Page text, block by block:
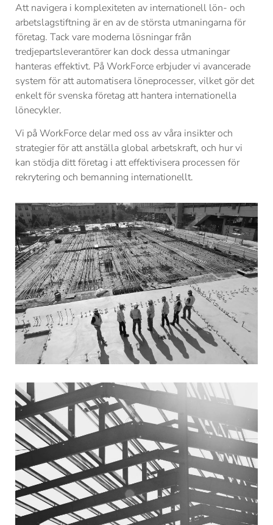
Att navigera i komplexiteten av internationell lön- och
arbetslagstiftning är en av de största utmaningarna för
företag. Tack vare moderna lösningar från
tredjepartsleverantörer kan dock dessa utmaningar
hanteras effektivt. På WorkForce erbjuder vi avancerade
system för att automatisera löneprocesser, vilket gör det
enkelt för svenska företag att hantera internationella
lönecykler.
Vi på WorkForce delar med oss av våra insikter och
strategier för att anställa global arbetskraft, och hur vi
kan stödja ditt företag i att effektivisera processen för
rekrytering och bemanning internationellt.